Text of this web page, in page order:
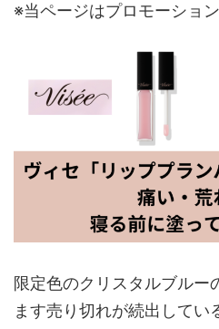
※当ページはプロモーション
限定色のクリスタルブルー
ます売り切れが続出してい